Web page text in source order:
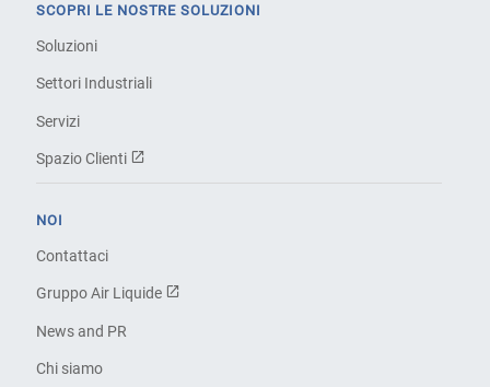
SCOPRI LE NOSTRE SOLUZIONI
Soluzioni
Settori Industriali
Servizi
Spazio Clienti
NOI
Contattaci
Gruppo Air Liquide
News and PR
Chi siamo